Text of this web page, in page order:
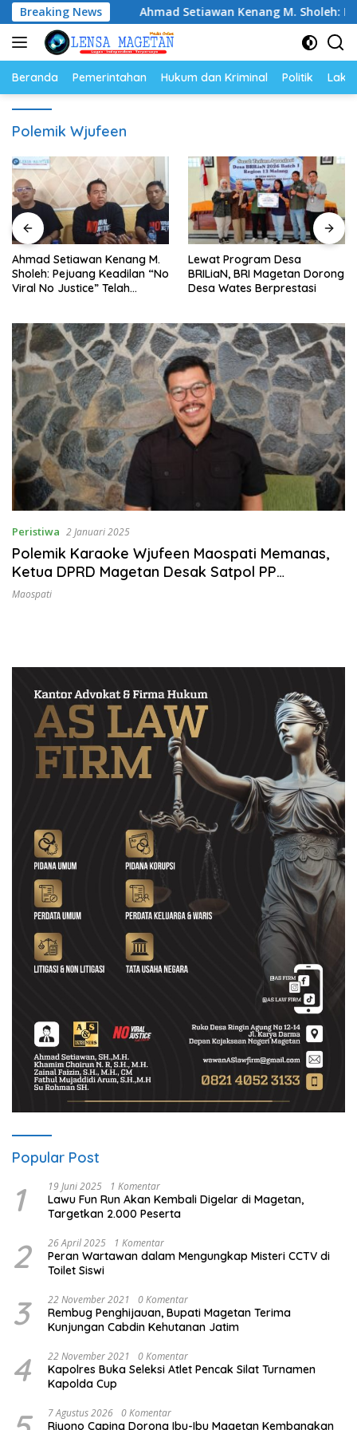
Langsung
ke
konten
Breaking News
Ikan Ahmad Setiawan Kenang M. Sholeh: Pejuang
Beranda Pemerintahan Hukum dan Kriminal Politik
Polemik Wjufeen
Ahmad Setiawan Kenang M.
Sholeh: Pejuang Keadilan “No
Viral No Justice” Telah
Lewat Program Desa
BRILiaN, BRI Magetan Dorong
Desa Wates Berprestasi
Peristiwa 2 Januari 2025
Polemik Karaoke Wjufeen Maospati Memanas,
Ketua DPRD Magetan Desak Satpol PP
Bertindak Tegas
Maospati
Popular Post
1 19 Juni 2025 1 Komentar
Lawu Fun Run Akan Kembali Digelar di Magetan,
Targetkan 2.000 Peserta
2 26 April 2025 1 Komentar
Peran Wartawan dalam Mengungkap Misteri CCTV di
Toilet Siswi
3 22 November 2021 0 Komentar
Rembug Penghijauan, Bupati Magetan Terima
Kunjungan Cabdin Kehutanan Jatim
4 22 November 2021 0 Komentar
Kapolres Buka Seleksi Atlet Pencak Silat Turnamen
Kapolda Cup
7 Agustus 2026 0 Komentar
Riyono Caping Dorong Ibu-Ibu Magetan Kembangkan